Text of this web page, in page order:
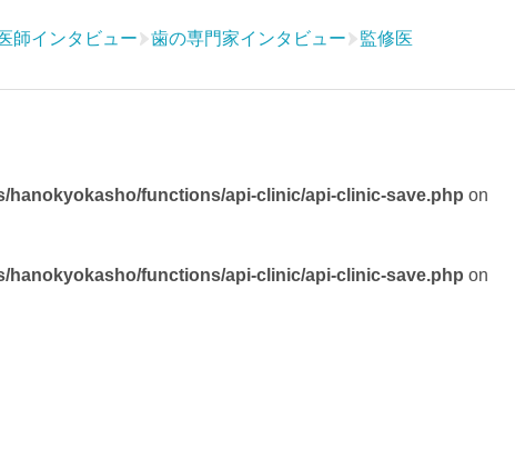
師インタビュー 歯の専門家インタビュー 監修医
hanokyokasho/functions/api-clinic/api-clinic-save.php on
hanokyokasho/functions/api-clinic/api-clinic-save.php on